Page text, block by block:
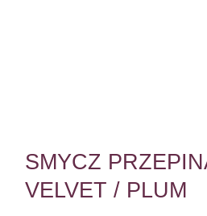
SMYCZ
VELVET / PLUM